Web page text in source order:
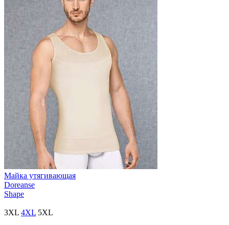
Майка утягивающая
Doreanse
Shape
3XL 4XL 5XL